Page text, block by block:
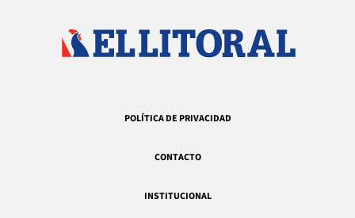
POLÍTICA DE PRIVACIDAD
CONTACTO
INSTITUCIONAL